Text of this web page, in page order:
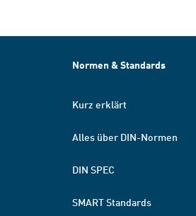
Normen & Standards
Kurz erklärt
Alles über DIN-Normen
DIN SPEC
SMART Standards